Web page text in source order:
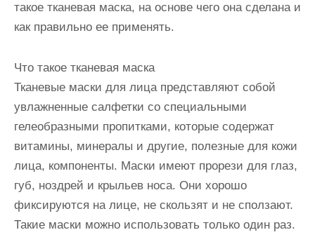
такое тканевая маска, на основе чего она сделана и
как правильно ее применять.
Что такое тканевая маска
Тканевые маски для лица представляют собой
увлажненные салфетки со специальными
гелеобразными пропитками, которые содержат
витамины, минералы и другие, полезные для кожи
лица, компоненты. Маски имеют прорези для глаз,
губ, ноздрей и крыльев носа. Они хорошо
фиксируются на лице, не скользят и не сползают.
Такие маски можно использовать только один раз.